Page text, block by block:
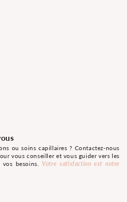
ou soins capillaires ? Contactez-nous
vous conseiller et vous guider vers les
vos besoins.Votre satisfaction est notre